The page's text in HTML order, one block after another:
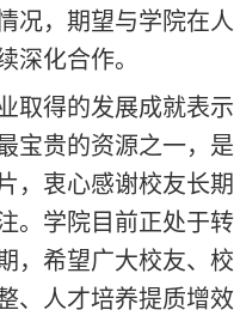
况，期望与学院在人
深化合作。
得的发展成就表示
宝贵的资源之一，是
，衷心感谢校友长期
。学院目前正处于转
，希望广大校友、校
、人才培养提质增效